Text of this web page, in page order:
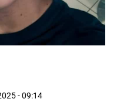
- 09:14